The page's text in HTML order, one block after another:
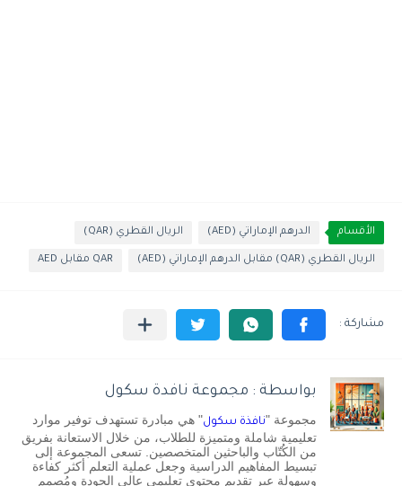
الأقسام الدرهم الإماراتي (AED) الريال القطري (QAR)
الريال القطري (QAR) مقابل الدرهم الإماراتي (AED) QAR مقابل AED
بواسطة : مجموعة نافدة سكول
مجموعة "نافذة سكول" هي مبادرة تستهدف توفير موارد
تعليمية شاملة ومتميزة للطلاب، من خلال الاستعانة بفريق
من الكُتّاب والباحثين المتخصصين. تسعى المجموعة إلى
تبسيط المفاهيم الدراسية وجعل عملية التعلم أكثر كفاءة
وسهولة عبر تقديم محتوى تعليمي عالي الجودة ومُصمم